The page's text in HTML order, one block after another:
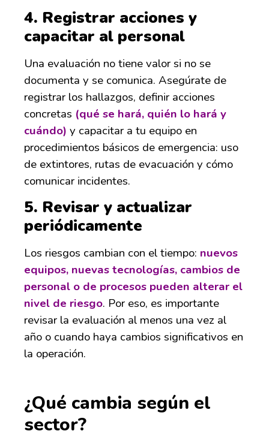
4. Registrar acciones y
capacitar al personal
Una evaluación no tiene valor si no se
documenta y se comunica. Asegúrate de
registrar los hallazgos, definir acciones
concretas (qué se hará, quién lo hará y
cuándo) y capacitar a tu equipo en
procedimientos básicos de emergencia: uso
de extintores, rutas de evacuación y cómo
comunicar incidentes.
5. Revisar y actualizar
periódicamente
Los riesgos cambian con el tiempo: nuevos
equipos, nuevas tecnologías, cambios de
personal o de procesos pueden alterar el
nivel de riesgo. Por eso, es importante
revisar la evaluación al menos una vez al
año o cuando haya cambios significativos en
la operación.
¿Qué cambia según el
sector?